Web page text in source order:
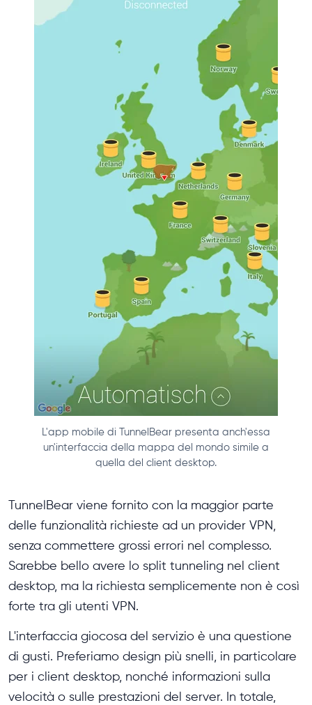
L'app mobile di TunnelBear presenta anch'essa
un'interfaccia della mappa del mondo simile a
quella del client desktop.
TunnelBear viene fornito con la maggior parte
delle funzionalità richieste ad un provider VPN,
senza commettere grossi errori nel complesso.
Sarebbe bello avere lo split tunneling nel client
desktop, ma la richiesta semplicemente non è così
forte tra gli utenti VPN.
L'interfaccia giocosa del servizio è una questione
di gusti. Preferiamo design più snelli, in particolare
per i client desktop, nonché informazioni sulla
velocità o sulle prestazioni del server. In totale,